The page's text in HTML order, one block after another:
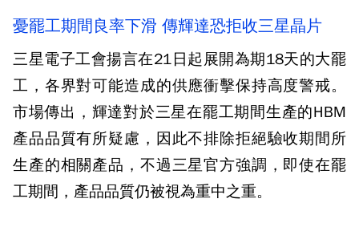
憂罷工期間良率下滑 傳輝達恐拒收三星晶片
三星電子工會揚言在21日起展開為期18天的大罷
工，各界對可能造成的供應衝擊保持高度警戒。
市場傳出，輝達對於三星在罷工期間生產的HBM
產品品質有所疑慮，因此不排除拒絕驗收期間所
生產的相關產品，不過三星官方強調，即使在罷
工期間，產品品質仍被視為重中之重。